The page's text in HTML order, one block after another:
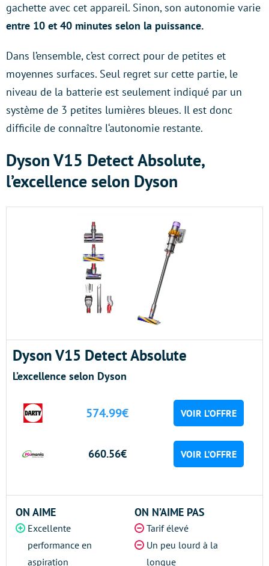
gachette avec cet appareil. Sinon, son autonomie varie
entre 10 et 40 minutes selon la puissance.
Dans l’ensemble, c’est correct pour de petites et
moyennes surfaces. Seul regret sur cette partie, le
niveau de la batterie est seulement indiqué par un
système de 3 petites lumières bleues. Il est donc
difficile de connaître l‘autonomie restante.
Dyson V15 Detect Absolute,
l’excellence selon Dyson
Dyson V15 Detect Absolute
L’excellence selon Dyson
574.99€ VOIR L’OFFRE
660.56€ VOIR L’OFFRE
ON AIME
Excellente
performance en
aspiration
ON N’AIME PAS
Tarif élevé
Un peu lourd à la
longue